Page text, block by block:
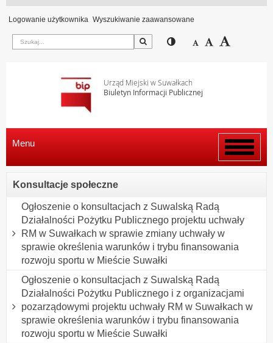
Logowanie użytkownika Wyszukiwanie zaawansowane
Szukaj Przełącz pomiędzy
Zmniejsz
Domyślny
Urząd Miejski w Suwałkach
Biuletyn Informacji Publicznej
Włącz
menu
Menu
Konsultacje społeczne
Ogłoszenie o konsultacjach z Suwalską Radą
Działalności Pożytku Publicznego projektu uchwały
RM w Suwałkach w sprawie zmiany uchwały w
sprawie określenia warunków i trybu finansowania
rozwoju sportu w Mieście Suwałki
Ogłoszenie o konsultacjach z Suwalską Radą
Działalności Pożytku Publicznego i z organizacjami
pozarządowymi projektu uchwały RM w Suwałkach w
sprawie określenia warunków i trybu finansowania
rozwoju sportu w Mieście Suwałki